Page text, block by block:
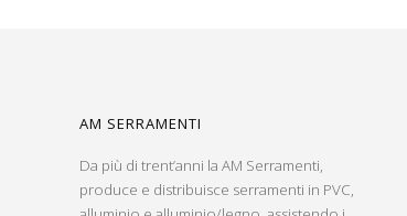
AM SERRAMENTI
Da più di trent’anni la AM Serramenti,
produce e distribuisce serramenti in PVC,